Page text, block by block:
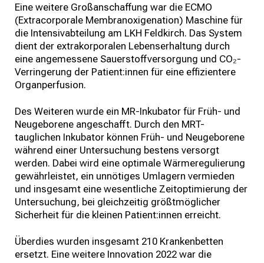
Eine weitere Großanschaffung war die ECMO
(Extracorporale Membranoxigenation) Maschine für
die Intensivabteilung am LKH Feldkirch. Das System
dient der extrakorporalen Lebenserhaltung durch
eine angemessene Sauerstoffversorgung und CO₂-
Verringerung der Patient:innen für eine effizientere
Organperfusion.
Des Weiteren wurde ein MR-Inkubator für Früh- und
Neugeborene angeschafft. Durch den MRT-
tauglichen Inkubator können Früh- und Neugeborene
während einer Untersuchung bestens versorgt
werden. Dabei wird eine optimale Wärmeregulierung
gewährleistet, ein unnötiges Umlagern vermieden
und insgesamt eine wesentliche Zeitoptimierung der
Untersuchung, bei gleichzeitig größtmöglicher
Sicherheit für die kleinen Patient:innen erreicht.
Überdies wurden insgesamt 210 Krankenbetten
ersetzt. Eine weitere Innovation 2022 war die